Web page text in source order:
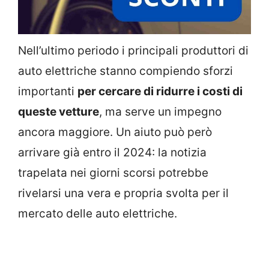
Nell’ultimo periodo i principali produttori di
auto elettriche stanno compiendo sforzi
importanti per cercare di ridurre i costi di
queste vetture, ma serve un impegno
ancora maggiore. Un aiuto può però
arrivare già entro il 2024: la notizia
trapelata nei giorni scorsi potrebbe
rivelarsi una vera e propria svolta per il
mercato delle auto elettriche.